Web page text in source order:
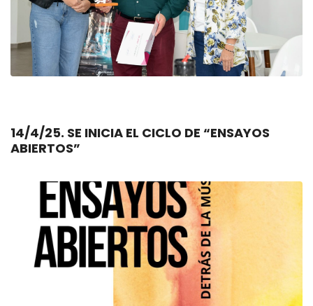
14/4/25. SE INICIA EL CICLO DE “ENSAYOS
ABIERTOS”